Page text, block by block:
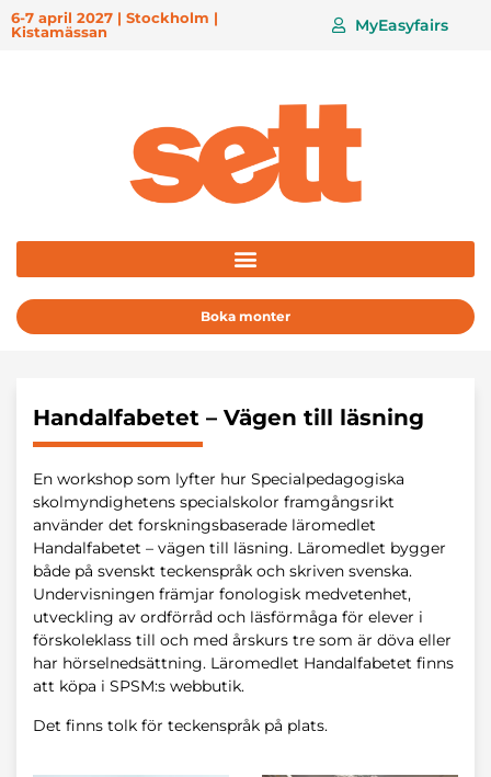
6-7 april 2027 | Stockholm |
Kistamässan
MyEasyfairs
Boka monter
Handalfabetet – Vägen till läsning
En workshop som lyfter hur Specialpedagogiska
skolmyndighetens specialskolor framgångsrikt
använder det forskningsbaserade läromedlet
Handalfabetet – vägen till läsning. Läromedlet bygger
både på svenskt teckenspråk och skriven svenska.
Undervisningen främjar fonologisk medvetenhet,
utveckling av ordförråd och läsförmåga för elever i
förskoleklass till och med årskurs tre som är döva eller
har hörselnedsättning. Läromedlet Handalfabetet finns
att köpa i SPSM:s webbutik.
Det finns tolk för teckenspråk på plats.